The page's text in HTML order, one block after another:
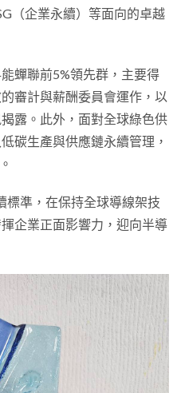
（企業永續）等面向的卓越
蟬聯前5%領先群，主要得
審計與薪酬委員會運作，以
露。此外，面對全球綠色供
碳生產與供應鏈永續管理，
標準，在保持全球導線架技
企業正面影響力，迎向半導